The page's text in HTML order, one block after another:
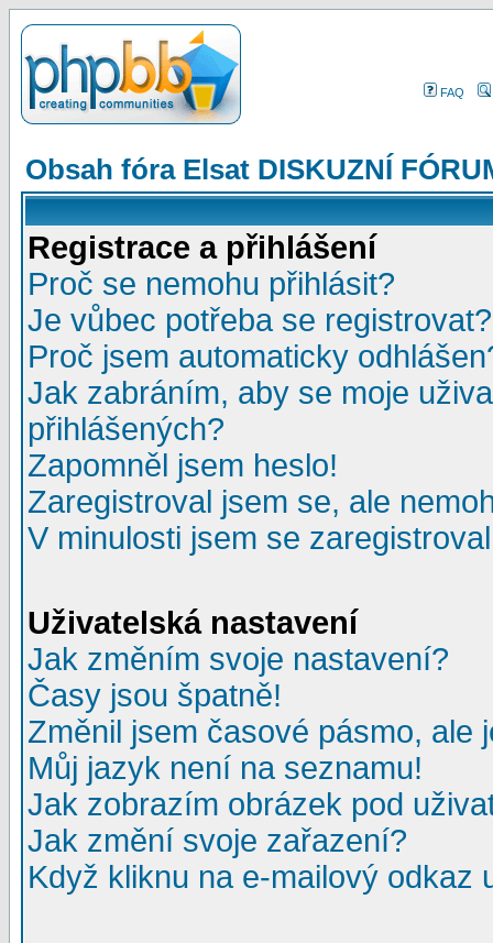
FAQ
Obsah fóra Elsat DISKUZNÍ
Registrace a přihlášení
Proč se nemohu přihlásit?
Je vůbec potřeba se registrovat?
Proč jsem automaticky
Jak zabráním, aby se moje
přihlášených?
Zapomněl jsem heslo!
Zaregistroval jsem se, ale
V minulosti jsem se
Uživatelská nastavení
Jak změním svoje nastavení?
Časy jsou špatně!
Změnil jsem časové pásmo, ale
Můj jazyk není na seznamu!
Jak zobrazím obrázek pod
Jak změní svoje zařazení?
Když kliknu na e-mailový odkaz